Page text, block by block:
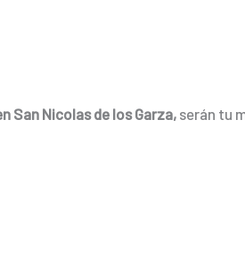
San Nicolas de los Garza, serán tu